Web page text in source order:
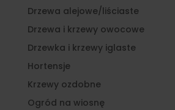
Drzewa alejowe/liściaste
Drzewa i krzewy owocowe
Drzewka i krzewy iglaste
Hortensje
Krzewy ozdobne
Ogród na wiosnę